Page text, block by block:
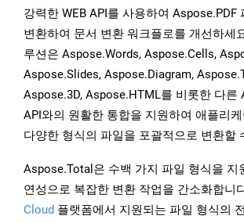
강력한 WEB API를 사용하여 Aspose.PDF
변환하여 문서 변환 워크플로를 개선하세
루션은 Aspose.Words, Aspose.Cells,
Aspose.Slides, Aspose.Diagram,
Aspose.3D, Aspose.HTML를 비롯한 다른
API와의 원활한 통합을 지원하여 애플리
다양한 형식의 파일을 포괄적으로 변환할
Aspose.Total은 수백 가지 파일 형식을 지
연성으로 복잡한 변환 작업을 간소화합니
Cloud 플랫폼에서 지원되는 파일 형식의